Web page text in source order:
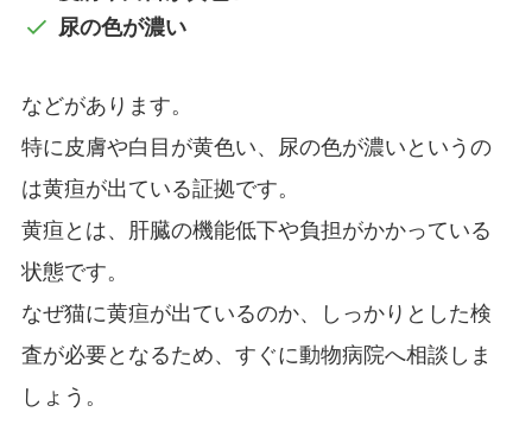
尿の色が濃い
などがあります。
特に皮膚や白目が黄色い、尿の色が濃いというの
は黄疸が出ている証拠です。
黄疸とは、肝臓の機能低下や負担がかかっている
状態です。
なぜ猫に黄疸が出ているのか、しっかりとした検
査が必要となるため、すぐに動物病院へ相談しま
しょう。